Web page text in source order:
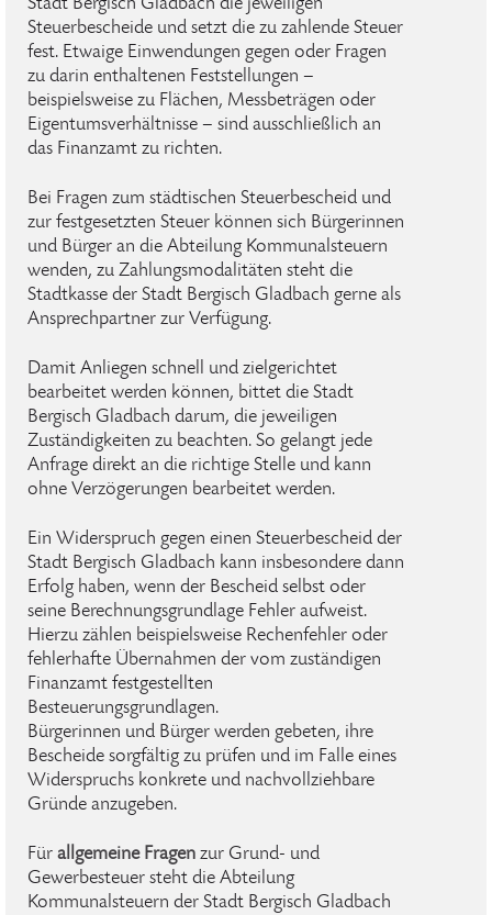
Stadt Bergisch Gladbach die jeweiligen
Steuerbescheide und setzt die zu zahlende Steuer
fest. Etwaige Einwendungen gegen oder Fragen
zu darin enthaltenen Feststellungen –
beispielsweise zu Flächen, Messbeträgen oder
Eigentumsverhältnisse – sind ausschließlich an
das Finanzamt zu richten.
Bei Fragen zum städtischen Steuerbescheid und
zur festgesetzten Steuer können sich Bürgerinnen
und Bürger an die Abteilung Kommunalsteuern
wenden, zu Zahlungsmodalitäten steht die
Stadtkasse der Stadt Bergisch Gladbach gerne als
Ansprechpartner zur Verfügung.
Damit Anliegen schnell und zielgerichtet
bearbeitet werden können, bittet die Stadt
Bergisch Gladbach darum, die jeweiligen
Zuständigkeiten zu beachten. So gelangt jede
Anfrage direkt an die richtige Stelle und kann
ohne Verzögerungen bearbeitet werden.
Ein Widerspruch gegen einen Steuerbescheid der
Stadt Bergisch Gladbach kann insbesondere dann
Erfolg haben, wenn der Bescheid selbst oder
seine Berechnungsgrundlage Fehler aufweist.
Hierzu zählen beispielsweise Rechenfehler oder
fehlerhafte Übernahmen der vom zuständigen
Finanzamt festgestellten
Besteuerungsgrundlagen.
Bürgerinnen und Bürger werden gebeten, ihre
Bescheide sorgfältig zu prüfen und im Falle eines
Widerspruchs konkrete und nachvollziehbare
Gründe anzugeben.
Für allgemeine Fragen zur Grund- und
Gewerbesteuer steht die Abteilung
Kommunalsteuern der Stadt Bergisch Gladbach